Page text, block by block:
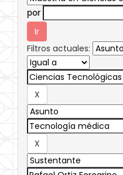
por
Filtros actuales: